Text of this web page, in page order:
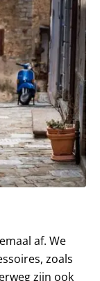
af. We
zoals
zijn ook